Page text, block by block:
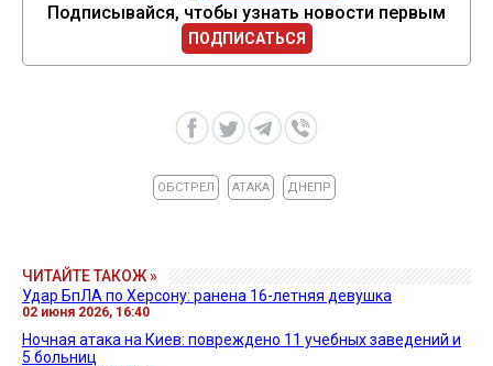
Подписывайся, чтобы узнать новости первым
ПОДПИСАТЬСЯ
ОБСТРЕЛ АТАКА ДНЕПР
ЧИТАЙТЕ ТАКОЖ »
Удар БпЛА по Херсону: ранена 16-летняя девушка
02 июня 2026, 16:40
Ночная атака на Киев: повреждено 11 учебных заведений и
5 больниц